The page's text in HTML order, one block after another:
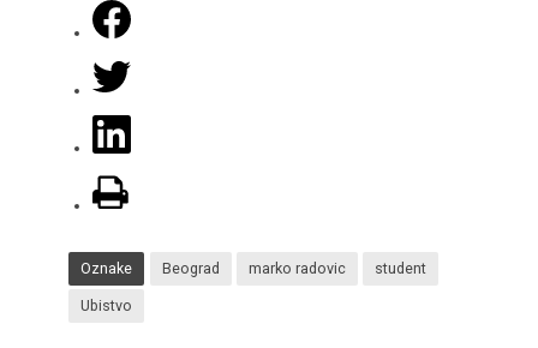
Oznake Beograd marko radovic student
Ubistvo